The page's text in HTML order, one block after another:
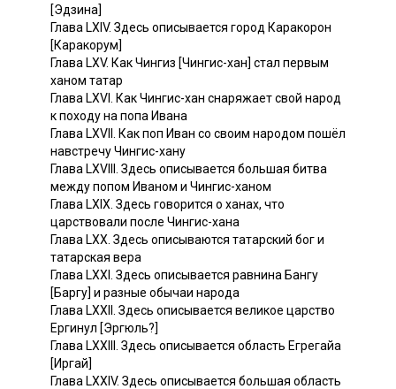
[Эдзина]
Глава LXIV. Здесь описывается город Каракорон
[Каракорум]
Глава LXV. Как Чингиз [Чингис-хан] стал первым
ханом татар
Глава LXVI. Как Чингис-хан снаряжает свой народ
к походу на попа Ивана
Глава LXVII. Как поп Иван со своим народом пошёл
навстречу Чингис-хану
Глава LXVIII. Здесь описывается большая битва
между попом Иваном и Чингис-ханом
Глава LXIX. Здесь говорится о ханах, что
царствовали после Чингис-хана
Глава LXX. Здесь описываются татарский бог и
татарская вера
Глава LXXI. Здесь описывается равнина Бангу
[Баргу] и разные обычаи народа
Глава LXXII. Здесь описывается великое царство
Ергинул [Эргюль?]
Глава LXXIII. Здесь описывается область Егрегайа
[Иргай]
Глава LXXIV. Здесь описывается большая область